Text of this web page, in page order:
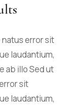
error sit
laudantium,
ab illo Sed ut
sit
laudantium,